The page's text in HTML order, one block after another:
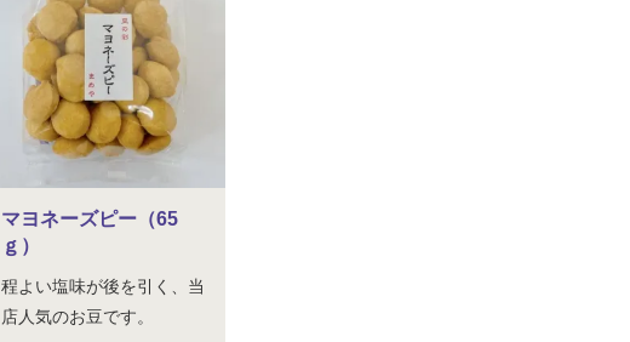
マヨネーズピー（65
ｇ）
程よい塩味が後を引く、当
店人気のお豆です。